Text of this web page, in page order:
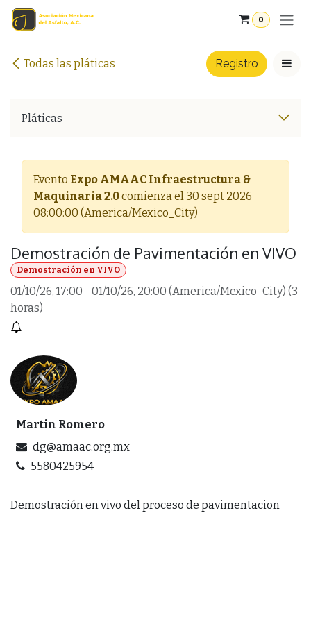
Ir al contenido
0
Todas las pláticas Registro
Pláticas
Evento Expo AMAAC Infraestructura &
Maquinaria 2.0comienza el 30 sept 2026
08:00:00 (America/Mexico_City)
Demostración de Pavimentación en VIVO
Demostración en VIVO
01/10/26, 17:00 - 01/10/26, 20:00 (America/Mexico_City) (3
horas)
Martin Romero
dg@amaac.org.mx
5580425954
Demostración en vivo del proceso de pavimentacion